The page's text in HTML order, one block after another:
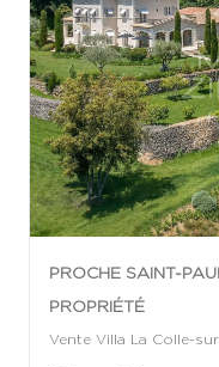
PROCHE SAINT-
PROPRIÉTÉ
Vente Villa La Colle-